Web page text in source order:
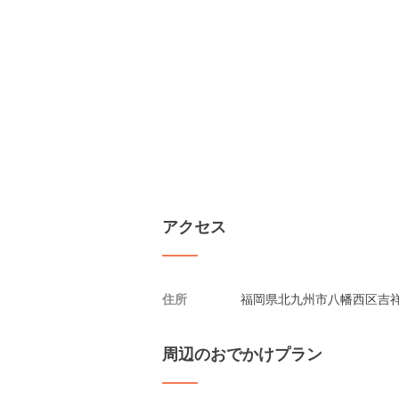
アクセス
住所 福岡県北九州市八幡西区吉
周辺のおでかけプラン